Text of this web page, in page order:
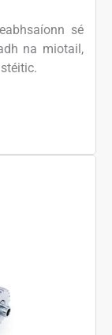
sé
na miotail,